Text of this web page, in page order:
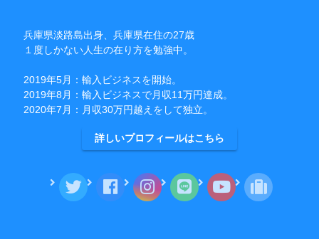
兵庫県淡路島出身、兵庫県在住の27歳
１度しかない人生の在り方を勉強中。
2019年5月：輸入ビジネスを開始。
2019年8月：輸入ビジネスで月収11万円達成。
2020年7月：月収30万円越えをして独立。
詳しいプロフィールはこちら